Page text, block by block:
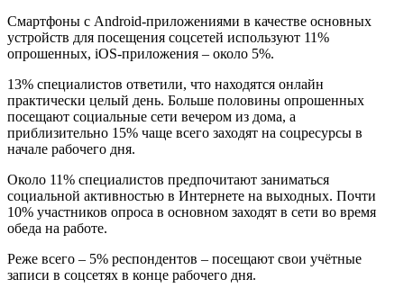
Смартфоны с Android-приложениями в качестве основных
устройств для посещения соцсетей используют 11%
опрошенных, iOS-приложения – около 5%.
13% специалистов ответили, что находятся онлайн
практически целый день. Больше половины опрошенных
посещают социальные сети вечером из дома, а
приблизительно 15% чаще всего заходят на соцресурсы в
начале рабочего дня.
Около 11% специалистов предпочитают заниматься
социальной активностью в Интернете на выходных. Почти
10% участников опроса в основном заходят в сети во время
обеда на работе.
Реже всего – 5% респондентов – посещают свои учётные
записи в соцсетях в конце рабочего дня.